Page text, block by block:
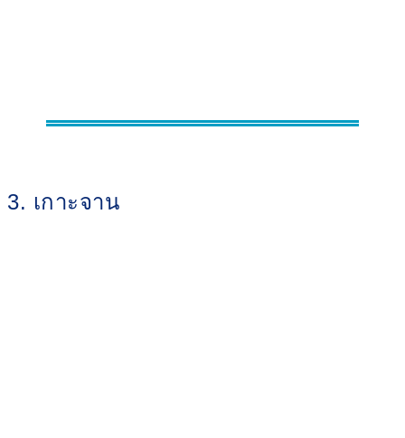
3. เกาะจาน